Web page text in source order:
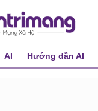
AI Hướng dẫn AI
thống AI cho doanh
cá thể
hoảng hợp tác